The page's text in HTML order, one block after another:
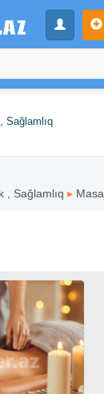
Sağlamlıq
, Sağlamlıq ▸